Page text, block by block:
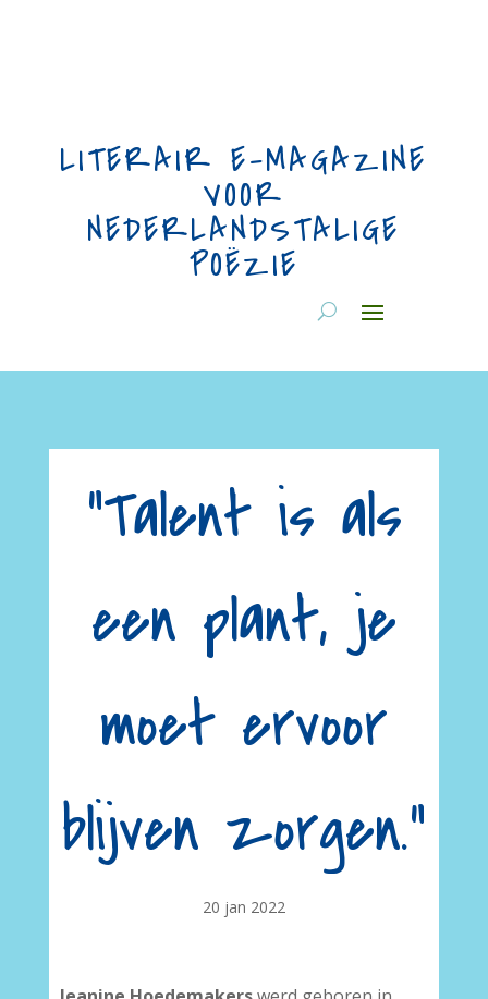
LITERAIR E-MAGAZINE
VOOR
NEDERLANDSTALIGE
POËZIE
“Talent is als
een plant, je
moet ervoor
blijven zorgen.”
20 jan 2022